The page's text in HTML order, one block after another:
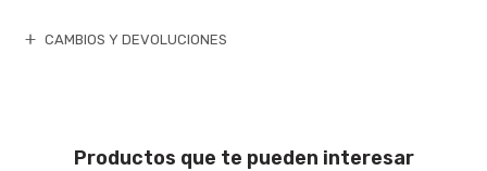
CAMBIOS Y DEVOLUCIONES
Productos que te pueden interesar